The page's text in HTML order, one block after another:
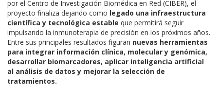
por el Centro de Investigación Biomédica en Red (CIBER), el
proyecto finaliza dejando como legado una infraestructura
científica y tecnológica estable que permitirá seguir
impulsando la inmunoterapia de precisión en los próximos años.
Entre sus principales resultados figuran nuevas herramientas
para integrar información clínica, molecular y genómica,
desarrollar biomarcadores, aplicar inteligencia artificial
al análisis de datos y mejorar la selección de
tratamientos.